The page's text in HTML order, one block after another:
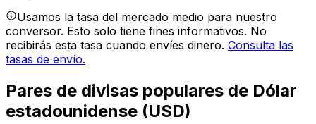
Usamos la tasa del mercado medio para nuestro
conversor. Esto solo tiene fines informativos. No
recibirás esta tasa cuando envíes dinero. Consulta las
tasas de envío.
Pares de divisas populares de Dólar
estadounidense (USD)